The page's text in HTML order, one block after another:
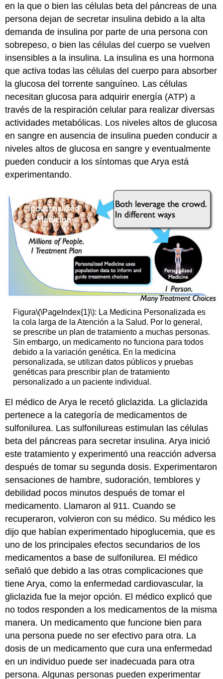
del
capítulo:
en
capítulo,
aprenderá
lo
siguiente:
Atribuciones
en la que o bien las células beta del páncreas de una
persona dejan de secretar insulina debido a la alta
demanda de insulina por parte de una persona con
sobrepeso, o bien las células del cuerpo se vuelven
insensibles a la insulina. La insulina es una hormona
que activa todas las células del cuerpo para absorber
la glucosa del torrente sanguíneo. Las células
necesitan glucosa para adquirir energía (ATP) a
través de la respiración celular para realizar diversas
actividades metabólicas. Los niveles altos de glucosa
en sangre en ausencia de insulina pueden conducir a
niveles altos de glucosa en sangre y eventualmente
pueden conducir a los síntomas que Arya está
experimentando.
Figura\(\PageIndex{1}\): La Medicina Personalizada es
la cola larga de la Atención a la Salud. Por lo general,
se prescribe un plan de tratamiento a muchas personas.
Sin embargo, un medicamento no funciona para todos
debido a la variación genética. En la medicina
personalizada, se utilizan datos públicos y pruebas
genéticas para prescribir plan de tratamiento
personalizado a un paciente individual.
El médico de Arya le recetó gliclazida. La gliclazida
pertenece a la categoría de medicamentos de
sulfonilurea. Las sulfonilureas estimulan las células
beta del páncreas para secretar insulina. Arya inició
este tratamiento y experimentó una reacción adversa
después de tomar su segunda dosis. Experimentaron
sensaciones de hambre, sudoración, temblores y
debilidad pocos minutos después de tomar el
medicamento. Llamaron al 911. Cuando se
recuperaron, volvieron con su médico. Su médico les
dijo que habían experimentado hipoglucemia, que es
uno de los principales efectos secundarios de los
medicamentos a base de sulfonilurea. El médico
señaló que debido a las otras complicaciones que
tiene Arya, como la enfermedad cardiovascular, la
gliclazida fue la mejor opción. El médico explicó que
no todos responden a los medicamentos de la misma
manera. Un medicamento que funcione bien para
una persona puede no ser efectivo para otra. La
dosis de un medicamento que cura una enfermedad
en un individuo puede ser inadecuada para otra
persona. Algunas personas pueden experimentar